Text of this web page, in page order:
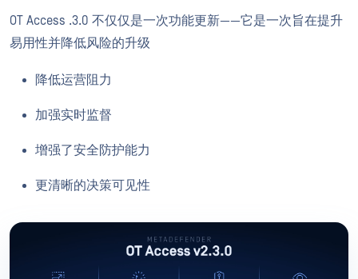
OT Access .3.0 不仅仅是一次功能更新——它是一次旨在提升
易用性并降低风险的升级
降低运营阻力
加强实时监督
增强了安全防护能力
更清晰的决策可见性